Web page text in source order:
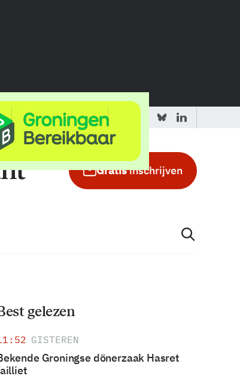
Adverteren in de GIC
Gratisinschrijven
gelezen
GISTEREN
Groningse dönerzaak Hasret